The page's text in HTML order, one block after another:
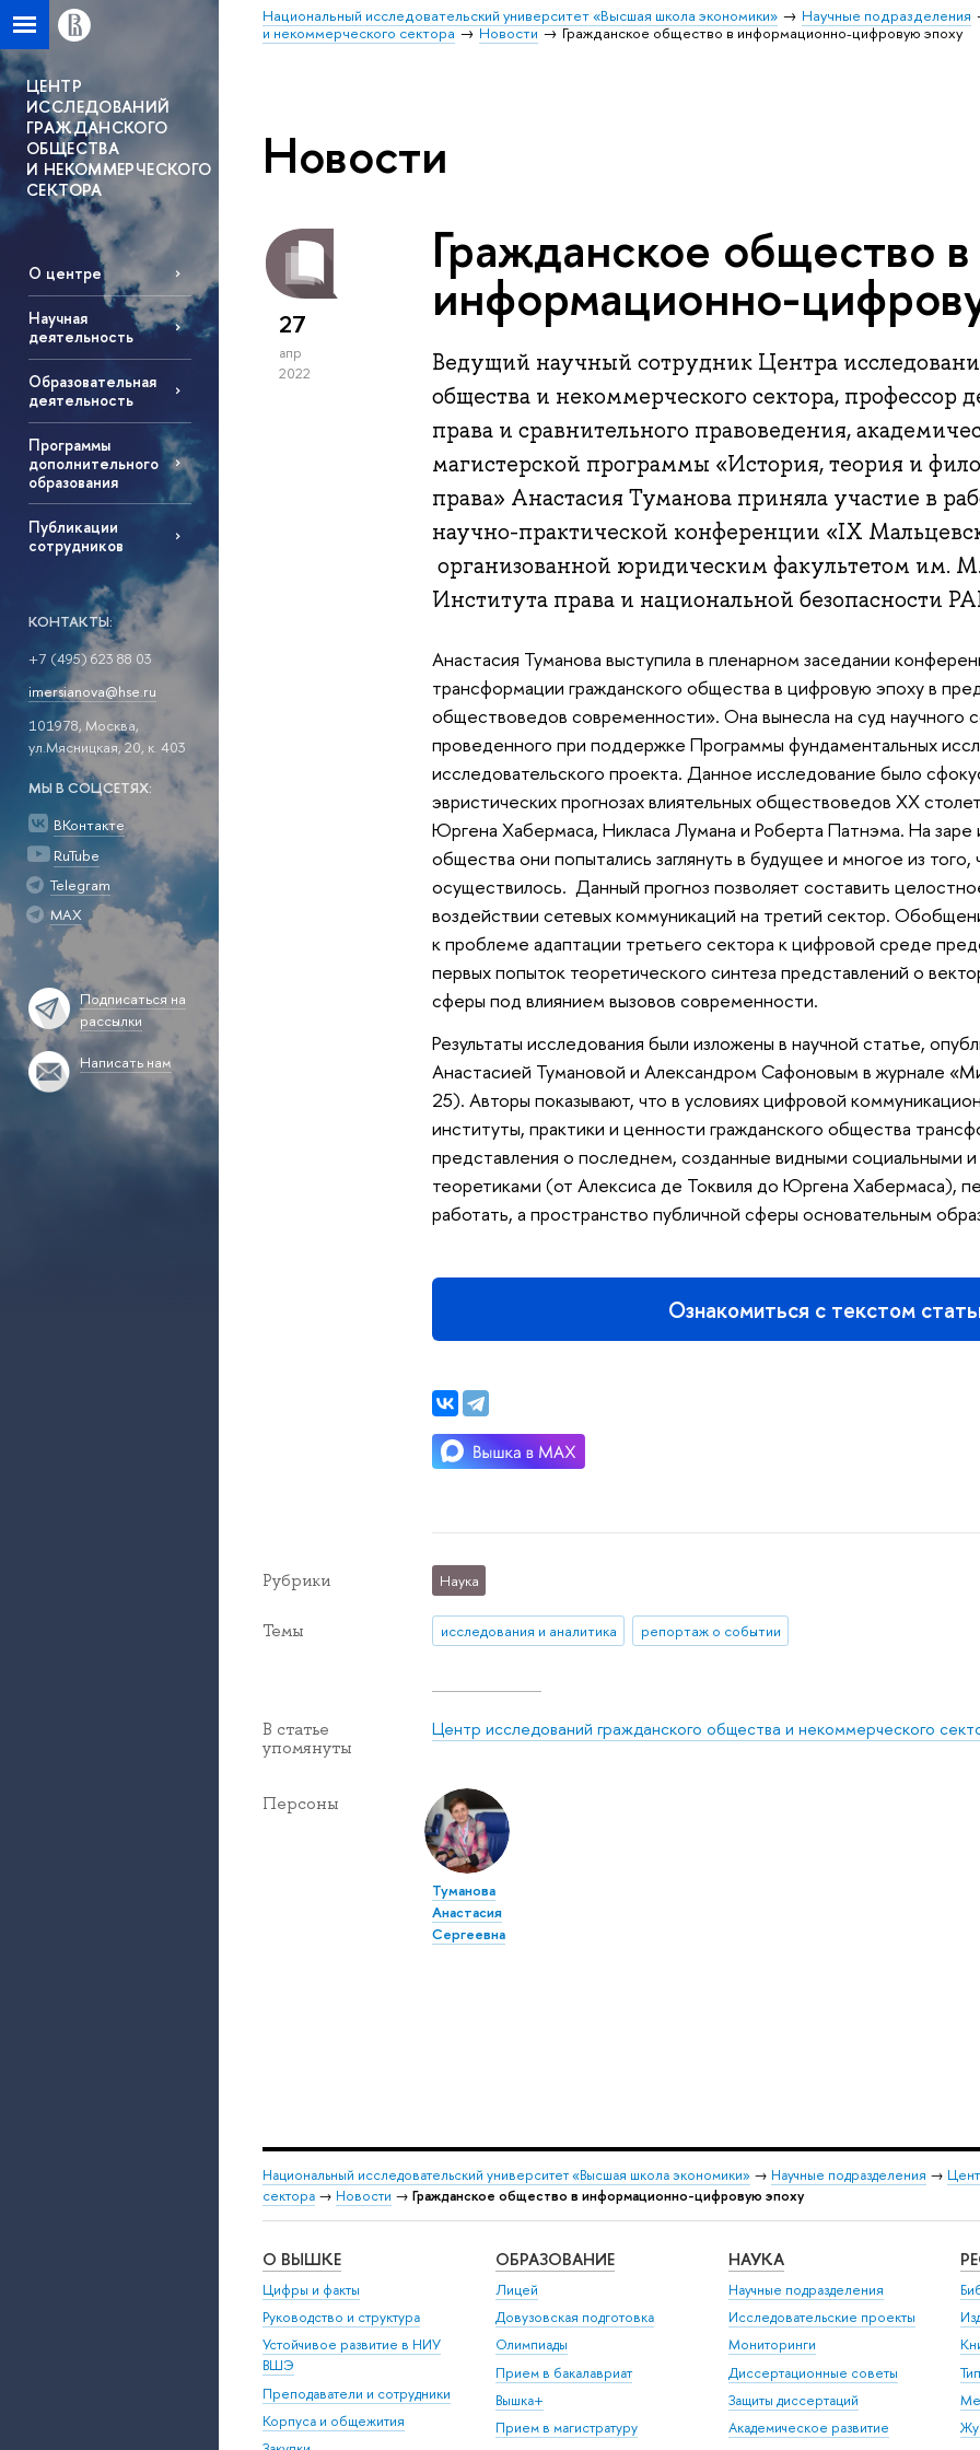
Национальный исследовательский университет «Высшая школа экономики»
Научные подразделения
и некоммерческого сектора
Новости Гражданское общество в информационно-цифровую эпоху
ЦЕНТР
ИССЛЕДОВАНИЙ
ГРАЖДАНСКОГО
ОБЩЕСТВА
И НЕКОММЕРЧЕСКОГО
СЕКТОРА
О центре
Научная
деятельность
Образовательная
деятельность
Программы
дополнительного
образования
Публикации
сотрудников
КОНТАКТЫ:
+7 (495) 623 88 03
imersianova@hse.ru
101978, Москва,
ул.Мясницкая, 20, к. 403
МЫ В СОЦСЕТЯХ:
ВКонтакте
RuTube
Telegram
MAX
Подписаться на
рассылки
Написать нам
Новости
27
апр
2022
Гражданское общество в
информационно-
Ведущий научный сотрудник Центра
общества и некоммерческого сектора, профессор
права и сравнительного правоведения,
магистерской программы «История, теория и
права» Анастасия Туманова приняла участие в
научно-практической конференции «IX
организованной юридическим факультетом им.
Института права и национальной безопасности
Анастасия Туманова выступила в пленарном заседании
трансформации гражданского общества в цифровую эпоху в
обществоведов современности». Она вынесла на суд научного
проведенного при поддержке Программы фундаментальных
исследовательского проекта. Данное исследование было
эвристических прогнозах влиятельных обществоведов XX
Юргена Хабермаса, Никласа Лумана и Роберта Патнэма. На
общества они попытались заглянуть в будущее и многое из того,
осуществилось. Данный прогноз позволяет составить
воздействии сетевых коммуникаций на третий сектор.
к проблеме адаптации третьего сектора к цифровой среде
первых попыток теоретического синтеза представлений о
сферы под влиянием вызовов современности.
Результаты исследования были изложены в научной статье,
Анастасией Тумановой и Александром Сафоновым в журнале
25). Авторы показывают, что в условиях цифровой
институты, практики и ценности гражданского общества
представления о последнем, созданные видными социальными
теоретиками (от Алексиса де Токвиля до Юргена Хабермаса),
работать, а пространство публичной сферы основательным
Ознакомиться с текстом
Рубрики Наука
Темы исследования и аналитика репортаж о событии
В статье
упомянуты
Центр исследований гражданского общества и некоммерческого
Персоны
Туманова
Анастасия
Сергеевна
Национальный исследовательский университет «Высшая школа экономики» → Научные подразделения →
сектора → Новости → Гражданское общество в информационно-цифровую эпоху
О ВЫШКЕ
Цифры и факты
Руководство и структура
Устойчивое развитие в НИУ
ВШЭ
Преподаватели и сотрудники
Корпуса и общежития
ОБРАЗОВАНИЕ
Лицей
Довузовская подготовка
Олимпиады
Прием в бакалавриат
Вышка+
Прием в магистратуру
НАУКА
Научные подразделения
Исследовательские проекты
Мониторинги
Диссертационные советы
Защиты диссертаций
Академическое развитие